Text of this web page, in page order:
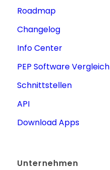
Roadmap
Changelog
Info Center
PEP Software Vergleich
Schnittstellen
API
Download Apps
Unternehmen